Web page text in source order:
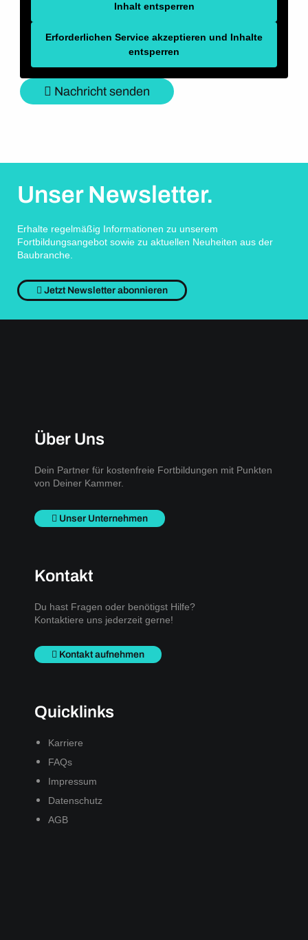
Inhalt entsperren
Erforderlichen Service akzeptieren und Inhalte
entsperren
Nachricht senden
Unser Newsletter.
Erhalte regelmäßig Informationen zu unserem
Fortbildungsangebot sowie zu aktuellen Neuheiten aus der
Baubranche.
Jetzt Newsletter abonnieren
Über Uns
Dein Partner für kostenfreie Fortbildungen mit Punkten
von Deiner Kammer.
Unser Unternehmen
Kontakt
Du hast Fragen oder benötigst Hilfe?
Kontaktiere uns jederzeit gerne!
Kontakt aufnehmen
Quicklinks
Karriere
FAQs
Impressum
Datenschutz
AGB